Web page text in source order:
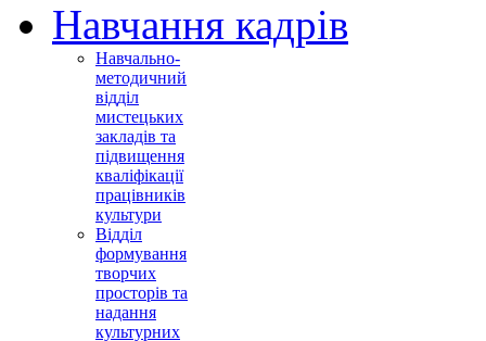
Навчання кадрів
Навчально-
методичний
відділ
мистецьких
закладів та
підвищення
кваліфікації
працівників
культури
Відділ
формування
творчих
просторів та
надання
культурних